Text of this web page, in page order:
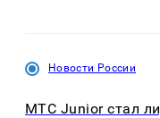
Новости России
МТС Junior стал